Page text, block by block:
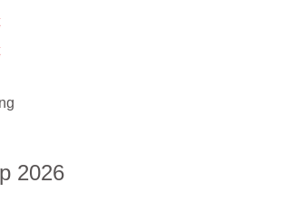
2026